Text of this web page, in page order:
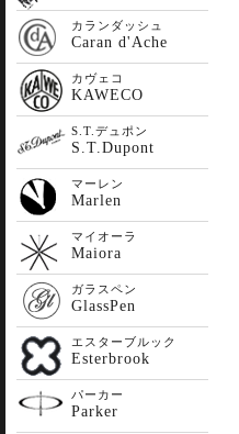
カランダッシュ
Caran d'Ache
カヴェコ
KAWECO
S.T.デュポン
S.T.Dupont
マーレン
Marlen
マイオーラ
Maiora
ガラスペン
GlassPen
エスターブルック
Esterbrook
パーカー
Parker